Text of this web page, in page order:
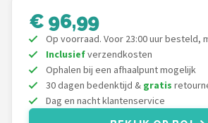
WORX
Einhell
Makita
€ 96,99
Op voorraad. Voor 23:00 uur besteld,
Inclusiefverzendkosten
Ophalen bij een afhaalpunt mogelijk
30 dagen bedenktijd & gratis
Dag en nacht klantenservice